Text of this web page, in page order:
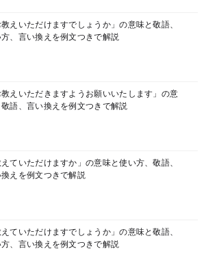
教えいただけますでしょうか」の意味と敬語、
、言い換えを例文つきで解説
教えいただきますようお願いいたします」の意
語、言い換えを例文つきで解説
えていただけますか」の意味と使い方、敬語、
えを例文つきで解説
えていただけますでしょうか」の意味と敬語、
、言い換えを例文つきで解説